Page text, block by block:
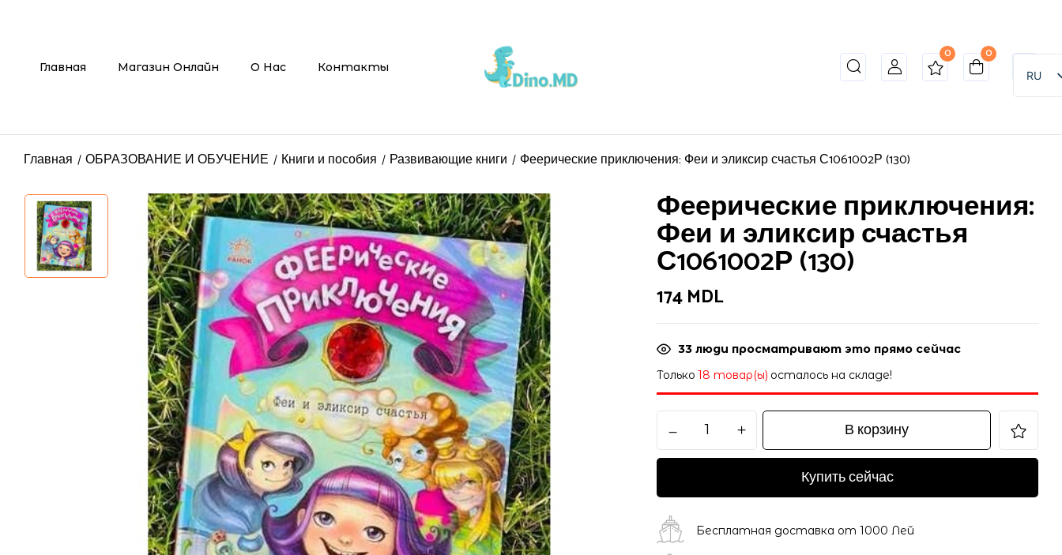
Главная Магазин Онлайн О Нас Контакты
0 0
RU
Главная ОБРАЗОВАНИЕ И ОБУЧЕНИЕ Книги и пособия Развивающие книги Феерические приключения: Феи и эликсир счастья С1061002Р (130)
Феерические приключения:
Феи и эликсир счастья
С1061002Р (130)
174MDL
33 люди просматривают это прямо сейчас
Только 18 товар(ы) осталось на складе!
В корзину
Купить сейчас
Бесплатная доставка от 1000 Лей